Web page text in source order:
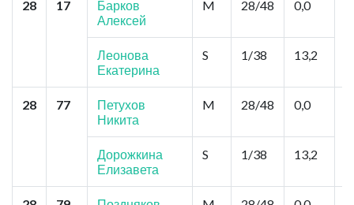
28 17
Барков
Алексей
M 28/48 0,0
Леонова
Екатерина
S 1/38 13,2
28 77
Петухов
Никита
M 28/48 0,0
Дорожкина
Елизавета
S 1/38 13,2